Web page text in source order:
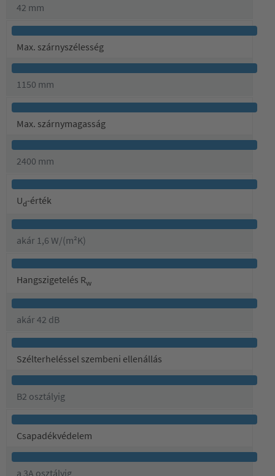
42 mm
Max. szárnyszélesség
1150 mm
Max. szárnymagasság
2400 mm
Ud-érték
akár 1,6 W/(m²K)
Hangszigetelés Rw
akár 42 dB
Szélterheléssel szembeni ellenállás
B2 osztályig
Csapadékvédelem
a 3A osztályig